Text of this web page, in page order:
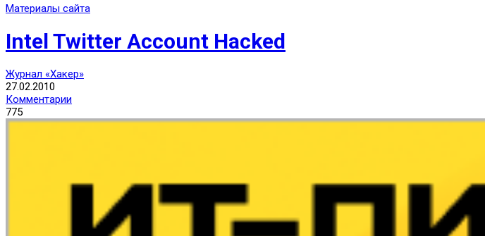
Материалы сайта
Intel Twitter Account Hacked
Журнал «Хакер»
27.02.2010
Комментарии
775